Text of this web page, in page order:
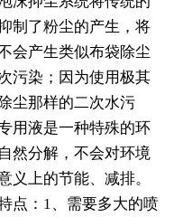
制了粉尘的产生，将
会产生类似布袋除尘
污染；因为使用极其
尘那样的二次水污
用液是一种特殊的环
然分解，不会对环境
义上的节能、减排。
点：1、需要多大的喷